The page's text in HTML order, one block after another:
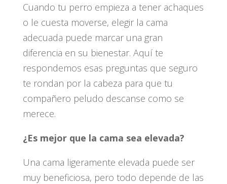
Cuando tu perro empieza a tener achaques
o le cuesta moverse, elegir la cama
adecuada puede marcar una gran
diferencia en su bienestar. Aquí te
respondemos esas preguntas que seguro
te rondan por la cabeza para que tu
compañero peludo descanse como se
merece.
¿Es mejor que la cama sea elevada?
Una cama ligeramente elevada puede ser
muy beneficiosa, pero todo depende de las